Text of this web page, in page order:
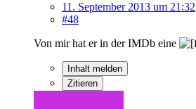
11. September 2013 um 21:32
#48
Von mir hat er in der IMDb eine
Inhalt melden
Zitieren